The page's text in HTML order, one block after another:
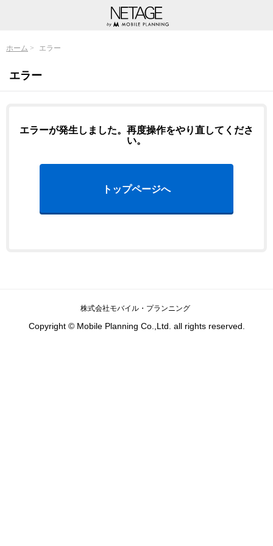
ホーム エラー
エラー
エラーが発生しました。再度操作をやり直してくださ
い。
株式会社モバイル・プランニング
Copyright © Mobile Planning Co.,Ltd. all rights reserved.